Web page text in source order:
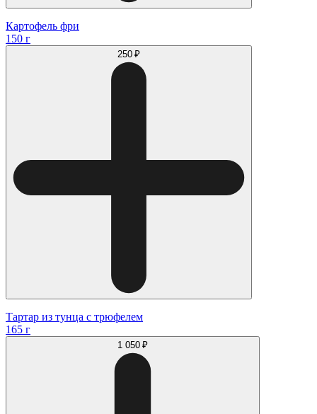
Картофель фри
150 г
250 ₽
Тартар из тунца с трюфелем
165 г
1 050 ₽